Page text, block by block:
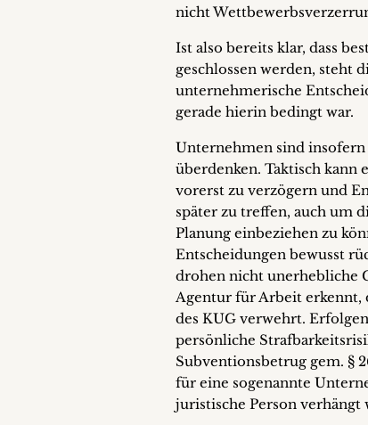
nicht
Ist also bereits klar, dass
geschlossen werden, steht
unternehmerische
gerade hierin bedingt war.
Unternehmen sind
überdenken. Taktisch
vorerst zu verzögern und
später zu treffen, auch um
Planung einbeziehen zu
Entscheidungen bewusst
drohen nicht unerhebliche
Agentur für Arbeit erkennt,
des KUG verwehrt.
persönliche
Subventionsbetrug gem. §
für eine sogenannte
juristische Person verhängt